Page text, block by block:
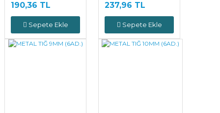
190,36 TL
Sepete Ekle
237,96 TL
Sepete Ekle